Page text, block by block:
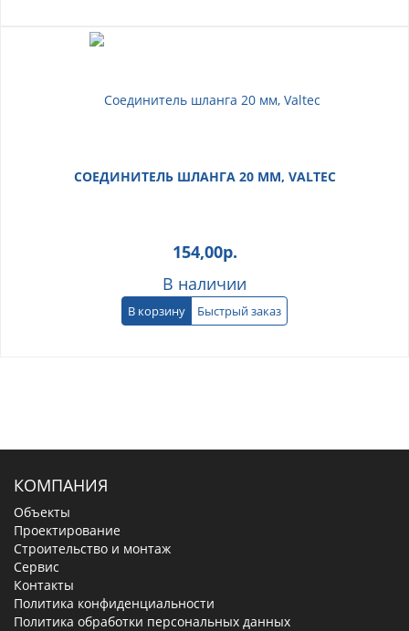
СОЕДИНИТЕЛЬ ШЛАНГА 20 ММ, VALTEC
154,00р.
В наличии
В корзину Быстрый заказ
КОМПАНИЯ
Объекты
Проектирование
Строительство и монтаж
Сервис
Контакты
Политика конфиденциальности
Политика обработки персональных данных